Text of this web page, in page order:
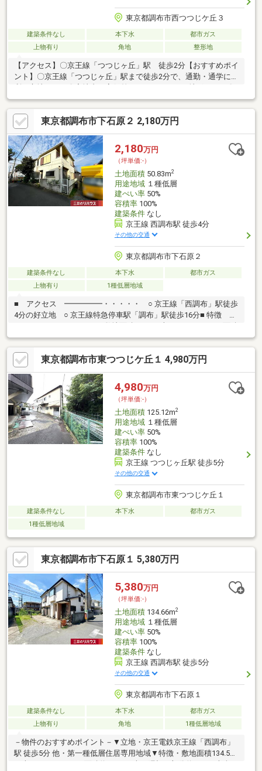
東京都調布市西つつじケ丘３
建築条件なし 本下水
都市ガス
上物有り
角地 整形地
【アクセス】〇京王線「つつじヶ丘」駅 徒歩2分【おすすめポイ
ント】〇京王線「つつじヶ丘」駅まで徒歩2分で、通勤・通学に便
利な立地です。〇宅地内は高低差のないフラットな地形です。〇
駅周辺の商業地域ではありますが、落ち着いた環境となっており
ます。〇北東・北西の角地のため、開放感ある立地条件です。〇
一戸建て、アパート、事務所、クリニックなど、様々な用途でご
検討可能です。〇建築条件付き売地ではないため、お好きなハウ
スメーカー・工務店での建築が可能です。〇間取り、設備、外
観、全て自分好みのスタイルで一からご検討いただくことが可能
です。
東京都調布市下石原２ 2,180万円
2,180万円
（坪単価:-）
土地面積50.83m2
用途地域１種低層
建ぺい率50%
容積率100%
建築条件なし
京王線 西調布駅 徒歩4分
その他の交通
東京都調布市下石原２
建築条件なし 本下水
都市ガス
上物有り
1種低層地域
■ アクセス ━━━━━・・・・・ ○ 京王線「西調布」駅徒歩
4分の好立地 ○ 京王線特急停車駅「調布」駅徒歩16分■ 特徴
約1.24平米含む） ○ 建ぺい率50％・容積率100％ ○ 陽当たり良
好 ○ 第一種低層住居専用地域につき閑静な住宅街 ○ 建築条件
付売地ではございません。 お好きなハウスメーカーにて建築可
能です■ 周辺環境 ━━━━━・・・・・ ○ 徒歩１0分圏内
に、スーパー、コンビニ、ドラッグストアが点在し、日常のお買
い物に便利です。
東京都調布市東つつじケ丘１ 4,980万円
4,980万円
（坪単価:-）
土地面積125.12m2
用途地域１種低層
建ぺい率50%
容積率100%
建築条件なし
京王線 つつじヶ丘駅 徒歩5分
その他の交通
東京都調布市東つつじケ丘１
建築条件なし 本下水
都市ガス
1種低層地域
東京都調布市下石原１ 5,380万円
5,380万円
（坪単価:-）
土地面積134.66m2
用途地域１種低層
建ぺい率50%
容積率100%
建築条件なし
京王線 西調布駅 徒歩5分
その他の交通
東京都調布市下石原１
建築条件なし 本下水
都市ガス
上物有り
角地 1種低層地域
－物件のおすすめポイント－▼立地・京王電鉄京王線「西調布」
駅 徒歩5分 他・第一種低層住居専用地域▼特徴・敷地面積134.56